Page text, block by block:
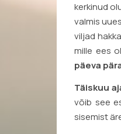
kerkinud
valmis
viljad
mille ees
päeva
Täiskuu
võib see
sisemist